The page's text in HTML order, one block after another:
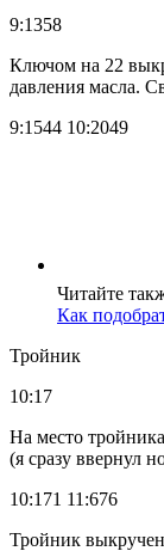
9:1358
Ключом на 22
давления масла.
9:1544 10:2049
Читайте
Как
Тройник
10:17
На место
(я сразу ввернул
10:171 11:676
Тройник выкручен